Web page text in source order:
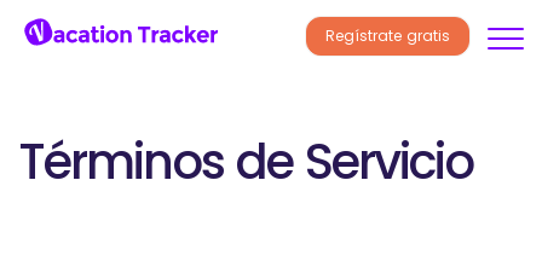
Regístrate gratis
Términos de Servicio